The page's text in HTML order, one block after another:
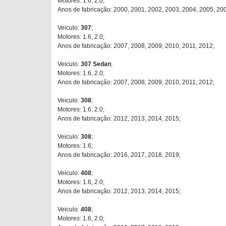
Anos de fabricação: 2000, 2001, 2002, 2003, 2004, 2005,
Veiculo: 307;
Motores: 1.6, 2.0;
Anos de fabricação: 2007, 2008, 2009, 2010, 2011, 2012;
Veiculo: 307 Sedan;
Motores: 1.6, 2.0;
Anos de fabricação: 2007, 2008, 2009, 2010, 2011, 2012;
Veiculo: 308;
Motores: 1.6, 2.0;
Anos de fabricação: 2012, 2013, 2014, 2015;
Veiculo: 308;
Motores: 1.6;
Anos de fabricação: 2016, 2017, 2018, 2019;
Veiculo: 408;
Motores: 1.6, 2.0;
Anos de fabricação: 2012, 2013, 2014, 2015;
Veiculo: 408;
Motores: 1.6, 2.0;